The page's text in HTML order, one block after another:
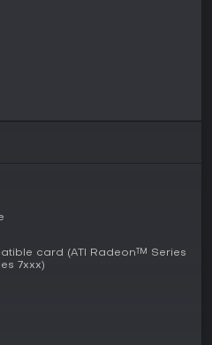
card (ATI Radeon™ Series
7xxx)